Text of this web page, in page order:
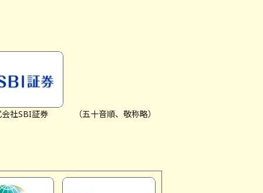
社SBI証券 （五十音順、敬称略）